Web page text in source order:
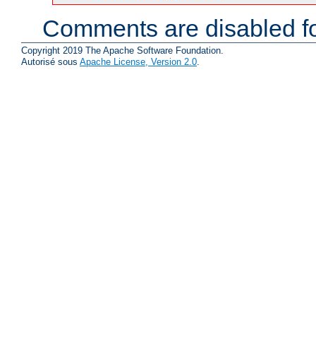
Comments are disabled
Copyright 2019 The Apache Software Foundation.
Autorisé sous Apache License, Version 2.0.